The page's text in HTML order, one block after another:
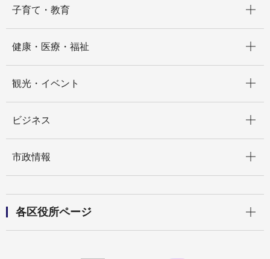
子育て・教育
健康・医療・福祉
観光・イベント
ビジネス
市政情報
各区役所ページ